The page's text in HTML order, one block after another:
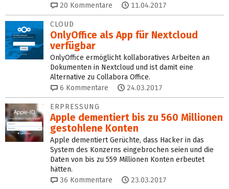
20 Kommentare 11.04.2017
CLOUD
OnlyOffice als App für Nextcloud
verfügbar
OnlyOffice ermöglicht kollaboratives Arbeiten an
Dokumenten in Nextcloud und ist damit eine
Alternative zu Collabora Office.
6 Kommentare 24.03.2017
ERPRESSUNG
Apple dementiert bis zu 560 Millionen
gestohlene Konten
Apple dementiert Gerüchte, dass Hacker in das
System des Konzerns eingebrochen seien und die
Daten von bis zu 559 Millionen Konten erbeutet
hätten.
36 Kommentare 23.03.2017